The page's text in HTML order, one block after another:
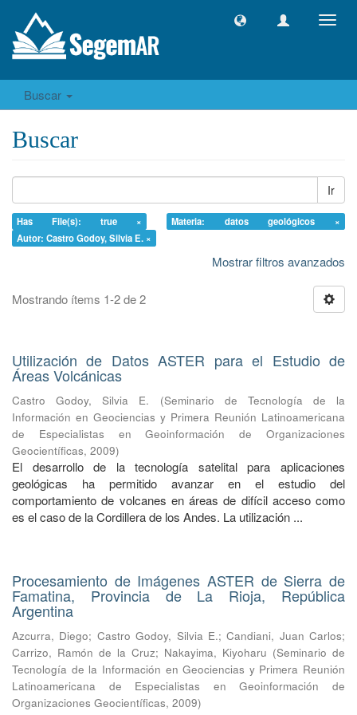
Buscar
Buscar
Ir
Has File(s): true ×
Materia: datos geológicos ×
Autor: Castro Godoy, Silvia E. ×
Mostrar filtros avanzados
Mostrando ítems 1-2 de 2
Utilización de Datos ASTER para el Estudio de
Áreas Volcánicas
Castro Godoy, Silvia E. (Seminario de Tecnología de la
Información en Geociencias y Primera Reunión Latinoamericana
de Especialistas en Geoinformación de Organizaciones
Geocientíficas, 2009)
El desarrollo de la tecnología satelital para aplicaciones
geológicas ha permitido avanzar en el estudio del
comportamiento de volcanes en áreas de difícil acceso como
es el caso de la Cordillera de los Andes. La utilización ...
Procesamiento de Imágenes ASTER de Sierra de
Famatina, Provincia de La Rioja, República
Argentina
Azcurra, Diego; Castro Godoy, Silvia E.;Candiani, Juan Carlos;
Carrizo, Ramón de la Cruz; Nakayima, Kiyoharu (Seminario de
Tecnología de la Información en Geociencias y Primera Reunión
Latinoamericana de Especialistas en Geoinformación de
Organizaciones Geocientíficas, 2009)